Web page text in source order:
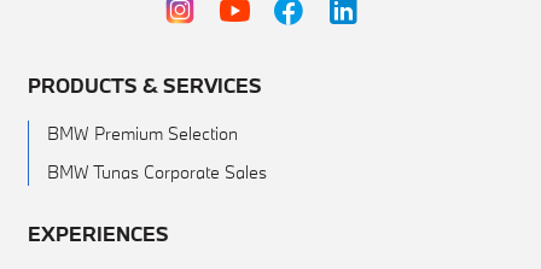
PRODUCTS & SERVICES
BMW Premium Selection
BMW Tunas Corporate Sales
EXPERIENCES